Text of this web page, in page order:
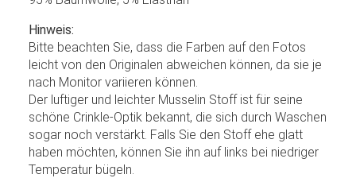
Hinweis:
Bitte beachten Sie, dass die Farben auf den Fotos
leicht von den Originalen abweichen können, da sie je
nach Monitor variieren können.
Der luftiger und leichter Musselin Stoff ist für seine
schöne Crinkle-Optik bekannt, die sich durch Waschen
sogar noch verstärkt. Falls Sie den Stoff ehe glatt
haben möchten, können Sie ihn auf links bei niedriger
Temperatur bügeln.